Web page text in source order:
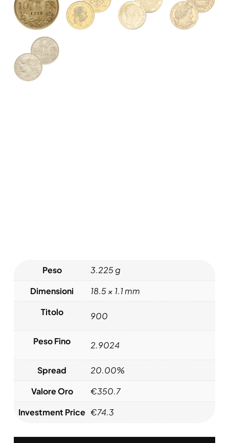
Peso
3.225 g
Dimensioni
18.5 × 1.1 mm
Titolo
900
Peso Fino 2.9024
Spread
20.00%
Valore Oro
€350.7
Investment Price €74.3